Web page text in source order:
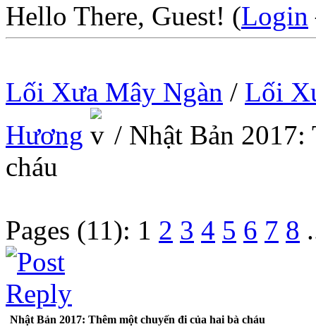
Hello There, Guest! (Login
Lối Xưa Mây Ngàn / Lối
Hương
/ Nhật Bản 2017:
cháu
Pages (11): 1 2 3 4 5 6 7 8
Nhật Bản 2017: Thêm một chuyến đi của hai bà cháu